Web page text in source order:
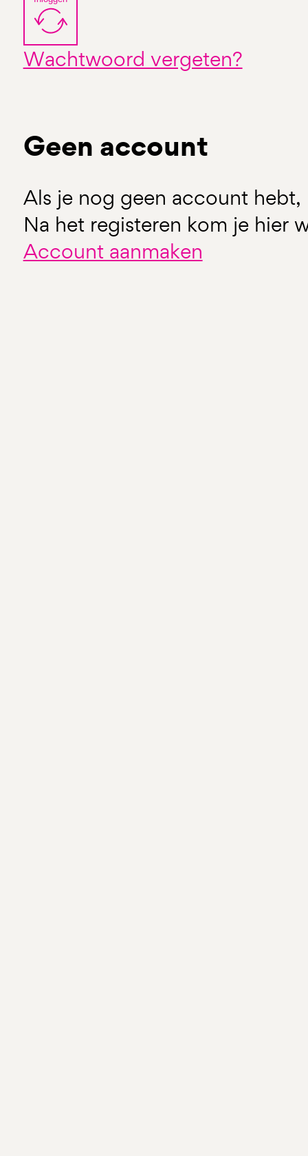
Wachtwoord vergeten?
Geen account
Als je nog geen account hebt,
Na het registeren kom je hier
Account aanmaken